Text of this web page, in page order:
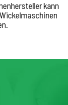
kann